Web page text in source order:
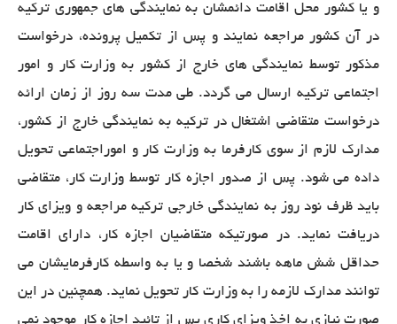
و یا کشور محل اقامت دائمشان به نمایندگی های جمهوری ترکیه
در آن کشور مراجعه نمایند و پس از تکمیل پرونده، درخواست
مذکور توسط نمایندگی های خارج از کشور به وزارت کار و امور
اجتماعی ترکیه ارسال می گردد. طی مدت سه روز از زمان ارائه
درخواست متقاضی اشتغال در ترکیه به نمایندگی خارج از کشور،
مدارک لازم از سوی کارفرما به وزارت کار و اموراجتماعی تحویل
داده می شود. پس از صدور اجازه کار توسط وزارت کار، متقاضی
باید ظرف نود روز به نمایندگی خارجی ترکیه مراجعه و ویزای کار
دریافت نماید. در صورتیکه متقاضیان اجازه کار، دارای اقامت
حداقل شش ماهه باشند شخصا و یا به واسطه کارفرمایشان می
توانند مدارک لازمه را به وزارت کار تحویل نماید. همچنین در این
صورت نیازی به اخذ ویزای کاری پس از تائید اجازه کار موجود نمی